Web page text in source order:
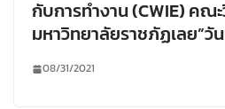
กับการทำงาน (CWIE) คณ
มหาวิทยาลัยราชภัฏเลย”วั
08/31/2021